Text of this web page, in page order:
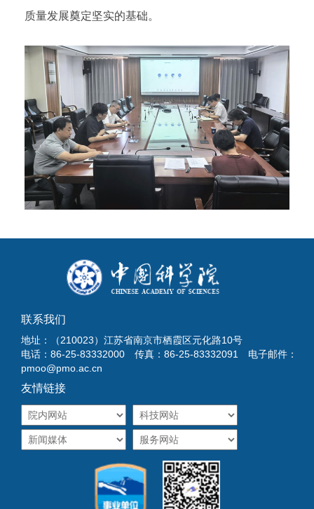
质量发展奠定坚实的基础。
联系我们
地址：（210023）江苏省南京市栖霞区元化路10号
电话：86-25-83332000 传真：86-25-83332091 电子邮件：
pmoo@pmo.ac.cn
友情链接